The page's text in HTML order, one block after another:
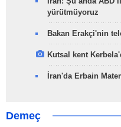
yürütmüyoruz
Bakan Erakçi'nin
Kutsal kent
İran'da Erbain
Demeç